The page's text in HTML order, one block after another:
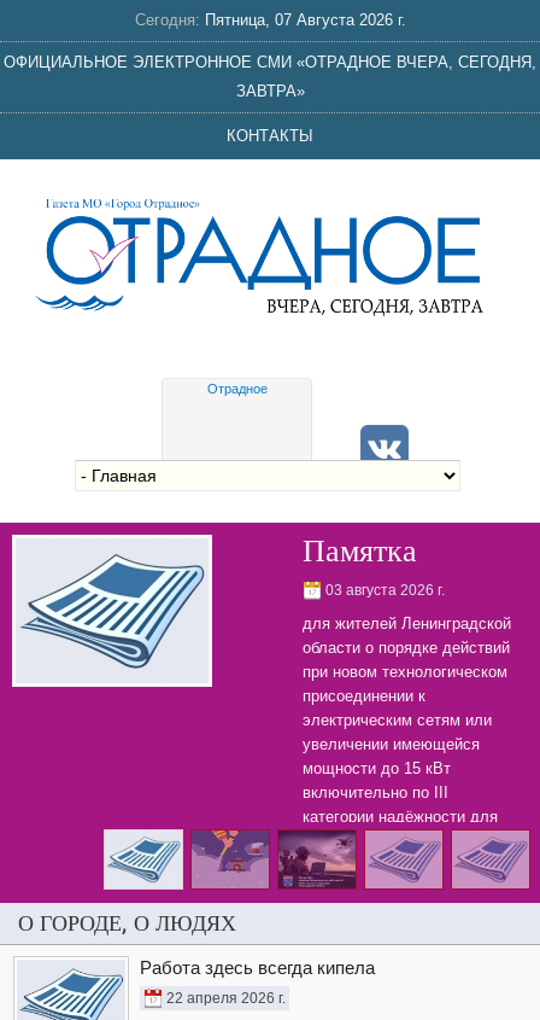
Сегодня: Пятница, 07 Августа 2026 г.
ОФИЦИАЛЬНОЕ ЭЛЕКТРОННОЕ СМИ «ОТРАДНОЕ ВЧЕРА, СЕГОДНЯ,
ЗАВТРА»
КОНТАКТЫ
Отрадное
Памятка
03 августа 2026 г.
для жителей Ленинградской
области о порядке действий
при новом технологическом
присоединении к
электрическим сетям или
увеличении имеющейся
мощности до 15 кВт
включительно по III
категории надёжности для
бытовых нужд.
О ГОРОДЕ, О ЛЮДЯХ
Работа здесь всегда кипела
22 апреля 2026 г.